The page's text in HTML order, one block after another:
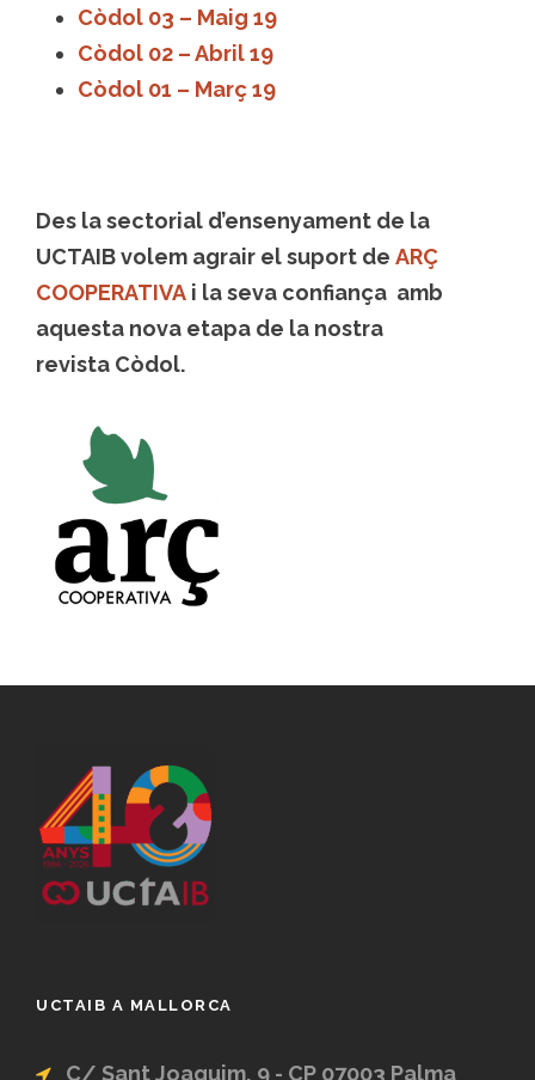
Còdol 03 – Maig 19
Còdol 02 – Abril 19
Còdol 01 – Març 19
Des la sectorial d’ensenyament de la
UCTAIB volem agrair el suport de ARÇ
COOPERATIVA i la seva confiança amb
aquesta nova etapa de la nostra
revista Còdol.
UCTAIB A MALLORCA
C/ Sant Joaquim, 9 - CP 07003 Palma